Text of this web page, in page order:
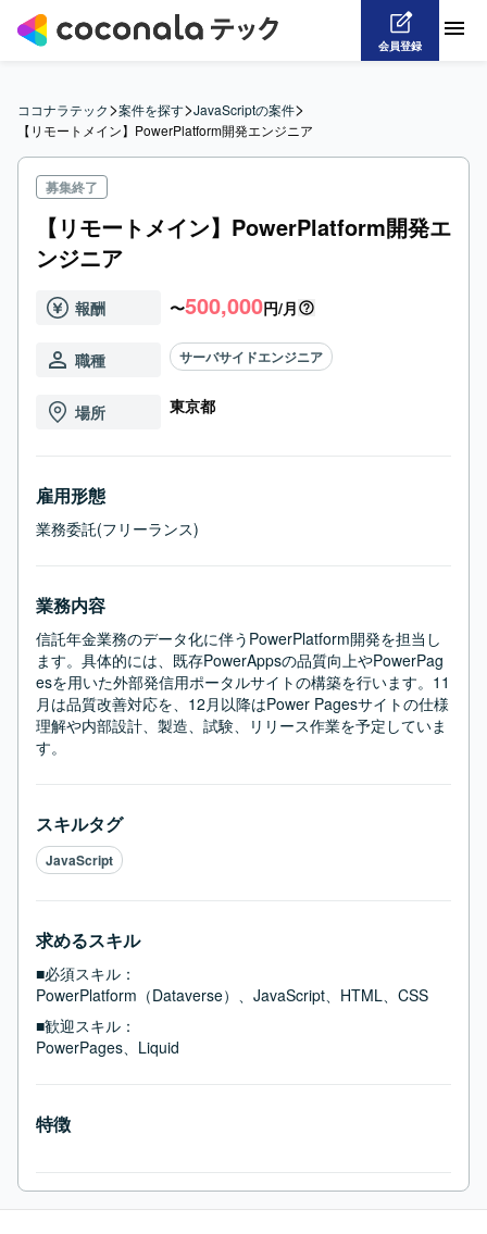
会員登録
ココナラテック>案件を探す>JavaScriptの案件>
【リモートメイン】PowerPlatform開発エンジニア
募集終了
【リモートメイン】PowerPlatform開発エ
ンジニア
報酬 〜500,000円/月
職種 サーバサイドエンジニア
場所 東京都
雇用形態
業務委託(フリーランス)
業務内容
信託年金業務のデータ化に伴うPowerPlatform開発を担当し
ます。具体的には、既存PowerAppsの品質向上やPowerPag
esを用いた外部発信用ポータルサイトの構築を行います。11
月は品質改善対応を、12月以降はPower Pagesサイトの仕様
理解や内部設計、製造、試験、リリース作業を予定していま
す。
スキルタグ
JavaScript
求めるスキル
■必須スキル：
PowerPlatform（Dataverse）、JavaScript、HTML、CSS
■歓迎スキル：
PowerPages、Liquid
特徴